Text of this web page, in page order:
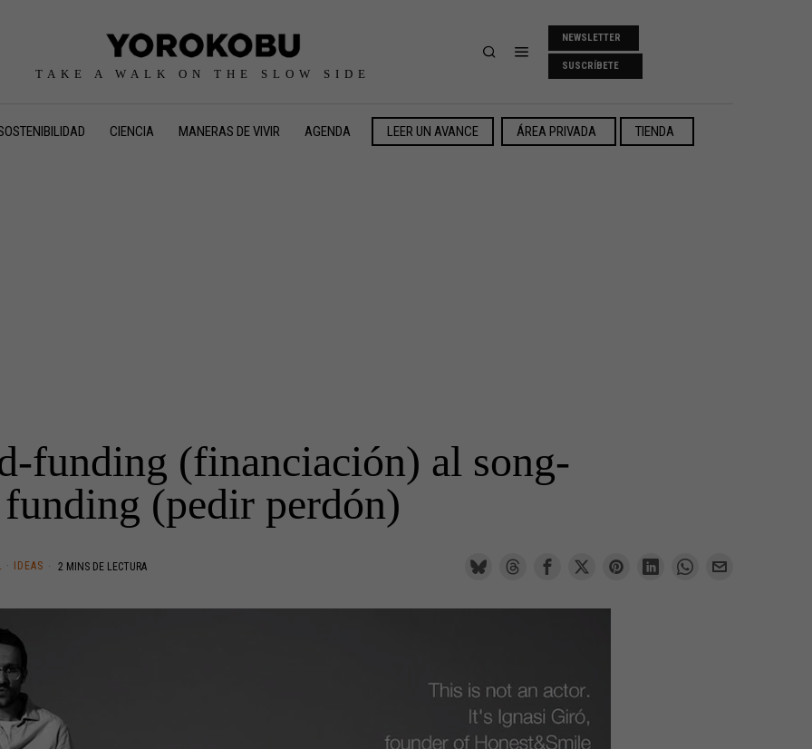
TAKE A WALK ON THE SLOW SIDE
NEWSLETTER
SUSCRÍBETE
CIENCIA MANERAS DE VIVIR AGENDA LEER UN AVANCE ÁREA PRIVADA TIENDA
funding (financiación) al song-
funding (pedir perdón)
· IDEAS 2 MINS DE LECTURA